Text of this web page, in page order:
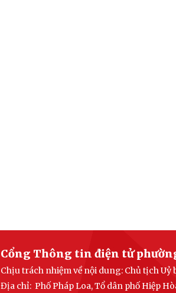
Cổng Thông tin điện tử
Chịu trách nhiệm về nội dung: Chủ tịch
Địa chỉ: Phố Pháp Loa, Tổ dân phố Hiệp